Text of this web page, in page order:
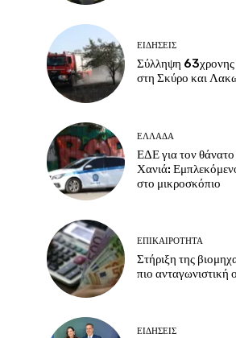
ΕΙΔΗΣΕΙΣ
Σύλληψη 63χρονης
στη Σκύρο και
ΕΛΛΑΔΑ
ΕΔΕ για τον
Χανιά:
στο μικροσκόπιο
ΕΠΙΚΑΙΡΟΤΗΤΑ
Στήριξη της
πιο ανταγωνιστική
ΕΙΔΗΣΕΙΣ